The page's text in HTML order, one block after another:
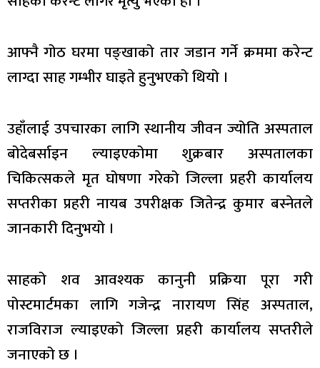
आफ्नै गोठ घरमा पङ्खाको तार जडान गर्ने क्रममा करेन्ट
लाग्दा साह गम्भीर घाइते हुनुभएको थियो ।
उहाँलाई उपचारका लागि स्थानीय जीवन ज्योति अस्पताल
बोदेबर्साइन ल्याइएकोमा शुक्रबार अस्पतालका
चिकित्सकले मृत घोषणा गरेको जिल्ला प्रहरी कार्यालय
सप्तरीका प्रहरी नायब उपरीक्षक जितेन्द्र कुमार बस्नेतले
जानकारी दिनुभयो ।
साहको शव आवश्यक कानुनी प्रक्रिया पूरा गरी
पोस्टमार्टमका लागि गजेन्द्र नारायण सिंह अस्पताल,
राजविराज ल्याइएको जिल्ला प्रहरी कार्यालय सप्तरीले
जनाएको छ ।